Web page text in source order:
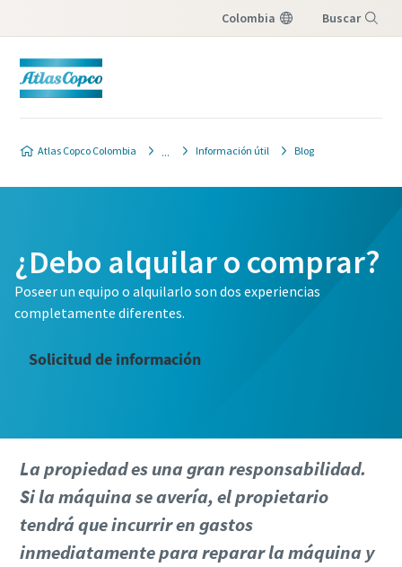
Colombia Buscar
Atlas Copco Colombia Información útil Blog
¿Debo alquilar o comprar?
Poseer un equipo o alquilarlo son dos experiencias
completamente diferentes.
Solicitud de información
La propiedad es una gran responsabilidad.
Si la máquina se avería, el propietario
tendrá que incurrir en gastos
inmediatamente para reparar la máquina y